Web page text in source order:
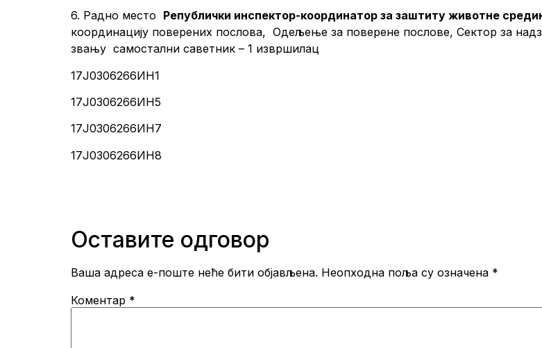
6. Радно место Републички инспектор-координатор за заштиту животне
координацију поверених послова, Одељење за поверене послове, Сектор за
звању самостални саветник – 1 извршилац
17Ј0306266ИН1
17Ј0306266ИН5
17Ј0306266ИН7
17Ј0306266ИН8
Оставите одговор
Ваша адреса е-поште неће бити објављена. Неопходна поља су означена *
Коментар *